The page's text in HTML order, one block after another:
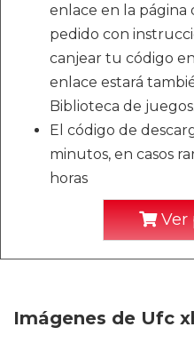
enlace en la página
pedido con
canjear tu código
enlace estará
Biblioteca de juegos.
El código de
minutos, en casos
horas
Ver
Imágenes de Ufc